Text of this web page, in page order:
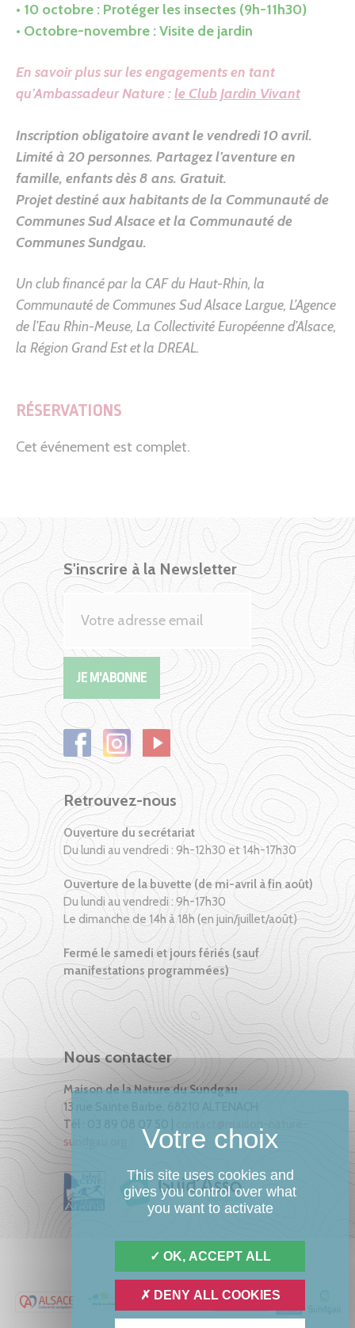
• 10 octobre : Protéger les insectes (9h-11h30)
• Octobre-novembre : Visite de jardin
En savoir plus sur les engagements en tant
qu’Ambassadeur Nature :le Club Jardin Vivant
Inscription obligatoire avant le vendredi 10 avril.
Limité à 20 personnes. Partagez l’aventure en
famille, enfants dès 8 ans. Gratuit.
Projet destiné aux habitants de la Communauté de
Communes Sud Alsace et la Communauté de
Communes Sundgau.
Un club financé par la CAF du Haut-Rhin, la
Communauté de Communes Sud Alsace Largue, L’Agence
de l’Eau Rhin-Meuse, La Collectivité Européenne d’Alsace,
la Région Grand Est et la DREAL.
RÉSERVATIONS
Cet événement est complet.
S'inscrire à la Newsletter
Retrouvez-nous
Ouverture du secrétariat
Du lundi au vendredi : 9h-12h30 et 14h-17h30
Ouverture de la buvette (de mi-avril à fin août)
Du lundi au vendredi : 9h-17h30
Le dimanche de 14h à 18h (en juin/juillet/août)
Fermé le samedi et jours fériés (sauf
manifestations programmées)
Nous contacter
Maison de la Nature du Sundgau
13 rue Sainte Barbe, 68210 ALTENACH
Tél : 03 89 08 07 50 |
sundgau.org
This site uses cookies and
gives you control over what
you want to activate
OK, ACCEPT ALL
DENY ALL COOKIES